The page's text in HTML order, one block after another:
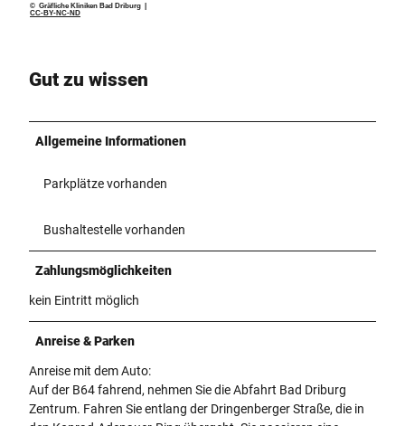
© Gräfliche Kliniken Bad Driburg |
CC-BY-NC-ND
Gut zu wissen
Allgemeine Informationen
Parkplätze vorhanden
Bushaltestelle vorhanden
Zahlungsmöglichkeiten
kein Eintritt möglich
Anreise & Parken
Anreise mit dem Auto:
Auf der B64 fahrend, nehmen Sie die Abfahrt Bad Driburg
Zentrum. Fahren Sie entlang der Dringenberger Straße, die in